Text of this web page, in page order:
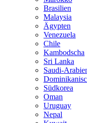
Brasilien
Malaysia
Ägypten
Venezuela
Chile
Kambodscha
Sri Lanka
Saudi-
Südkorea
Oman
Uruguay
Nepal